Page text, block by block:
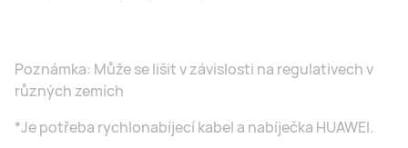
Poznámka: Může se lišit v závislosti na regulativech v
různých zemích
*Je potřeba rychlonabíjecí kabel a nabíječka HUAWEI.